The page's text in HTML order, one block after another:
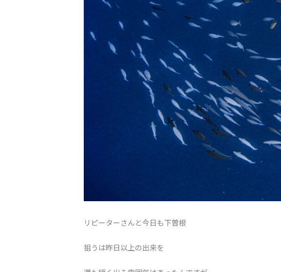
リピーターさんと今日も下曽根
狙うは昨日以上の出来を